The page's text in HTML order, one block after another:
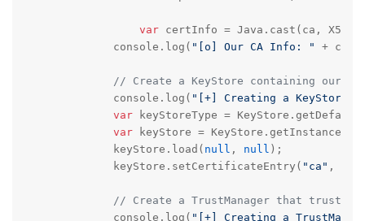
var certInfo = Java.cast(ca,
	    console.log(
"[o] Our CA Info: " +
// Create a KeyStore containing our
	    console.log(
"[+] Creating a KeyStore
var keyStoreType =
var keyStore =
	    keyStore.load(
null , null );
	    keyStore.setCertificateEntry(
"ca" ,
// Create a TrustManager that trusts
	    console.log(
"[+] Creating a